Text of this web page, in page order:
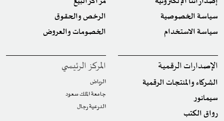
سياسة الخصوصية
سياسة الاستخدام
الرخص والحقوق
الخصومات والعروض
الإصدارات الرقمية
الشركاء والمنتجات الرقمية
سيمانور
رواق الكتب
المركز الرئيسي
الرياض
جامعة الملك سعود
الدرعية رجال